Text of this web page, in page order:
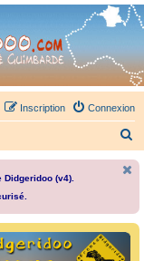
la communauté.
Connexion
Inscription
e
Didgeridoo (v4).